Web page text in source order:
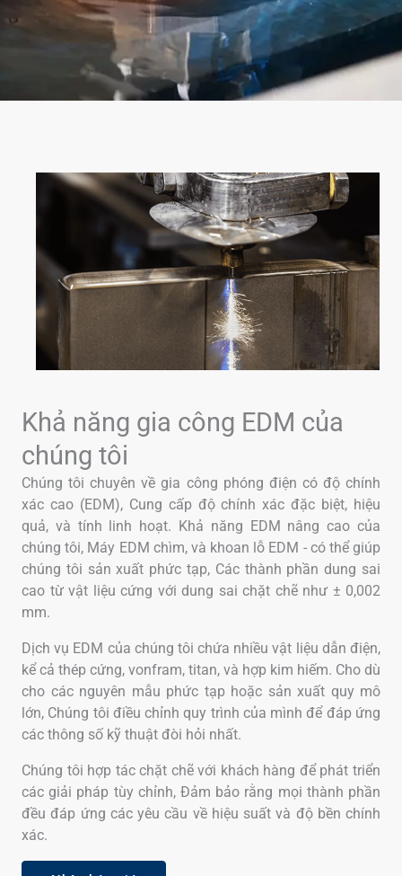
Khả năng gia công EDM của
chúng tôi
Chúng tôi chuyên về gia công phóng điện có độ chính
xác cao (EDM), Cung cấp độ chính xác đặc biệt, hiệu
quả, và tính linh hoạt. Khả năng EDM nâng cao của
chúng tôi, Máy EDM chìm, và khoan lỗ EDM - có thể giúp
chúng tôi sản xuất phức tạp, Các thành phần dung sai
cao từ vật liệu cứng với dung sai chặt chẽ như ± 0,002
mm.
Dịch vụ EDM của chúng tôi chứa nhiều vật liệu dẫn điện,
kể cả thép cứng, vonfram, titan, và hợp kim hiếm. Cho dù
cho các nguyên mẫu phức tạp hoặc sản xuất quy mô
lớn, Chúng tôi điều chỉnh quy trình của mình để đáp ứng
các thông số kỹ thuật đòi hỏi nhất.
Chúng tôi hợp tác chặt chẽ với khách hàng để phát triển
các giải pháp tùy chỉnh, Đảm bảo rằng mọi thành phần
đều đáp ứng các yêu cầu về hiệu suất và độ bền chính
xác.